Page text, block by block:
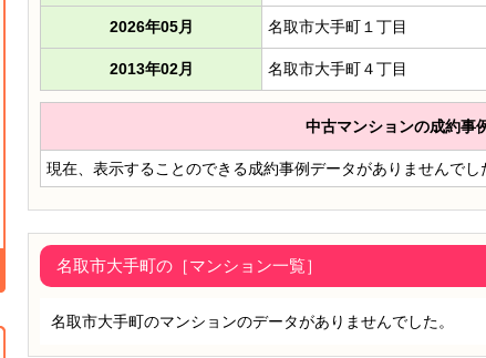
2026年05月 名取市大手町１丁目
2013年02月 名取市大手町４丁目
中古マンションの成約事
現在、表示することのできる成約事例データがありませんでし
名取市大手町の［マンション一覧］
名取市大手町のマンションのデータがありませんでした。